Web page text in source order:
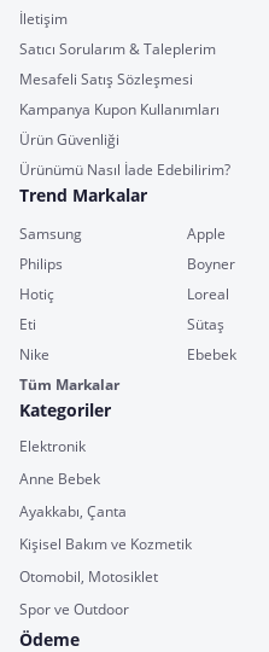
İletişim
Satıcı Sorularım & Taleplerim
Mesafeli Satış Sözleşmesi
Kampanya Kupon Kullanımları
Ürün Güvenliği
Ürünümü Nasıl İade Edebilirim?
Trend Markalar
Samsung Apple
Philips
Boyner
Hotiç
Loreal
Eti
Sütaş
Nike
Ebebek
Tüm Markalar
Kategoriler
Elektronik
Anne Bebek
Ayakkabı, Çanta
Kişisel Bakım ve Kozmetik
Otomobil, Motosiklet
Spor ve Outdoor
Ödeme